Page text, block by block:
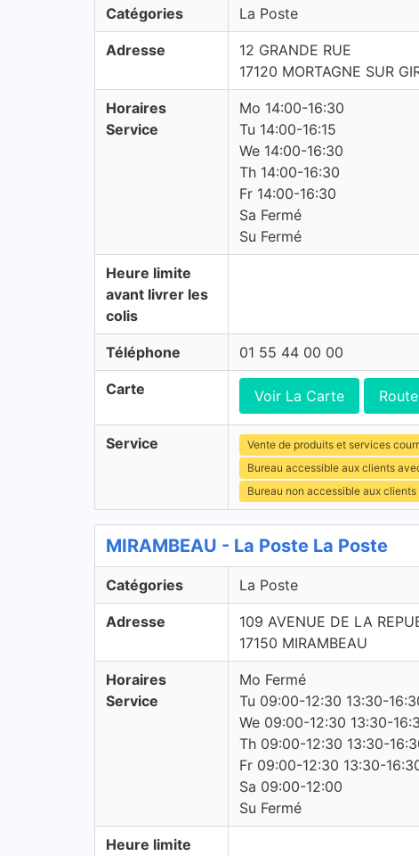
Catégories La Poste
Adresse
12 GRANDE RUE
17120 MORTAGNE SUR
Horaires
Service
Mo 14:00-16:30
Tu 14:00-16:15
We 14:00-16:30
Th 14:00-16:30
Fr 14:00-16:30
Sa Fermé
Su Fermé
Heure limite
avant livrer les
colis
Téléphone 01 55 44 00 00
Carte Voir La Carte Route
Service Vente de produits et services
Bureau accessible aux clients
Bureau non accessible aux
MIRAMBEAU - La Poste La Poste
Catégories La Poste
Adresse
109 AVENUE DE LA
17150 MIRAMBEAU
Horaires
Service
Mo Fermé
Tu 09:00-12:30 13:30-
We 09:00-12:30 13:30-
Th 09:00-12:30 13:30-
Fr 09:00-12:30 13:30-
Sa 09:00-12:00
Su Fermé
Heure limite